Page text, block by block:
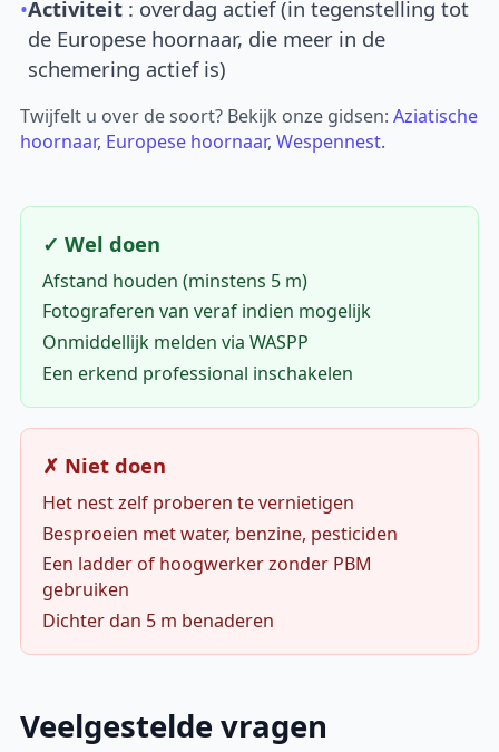
•Activiteit : overdag actief (in tegenstelling tot
de Europese hoornaar, die meer in de
schemering actief is)
Twijfelt u over de soort? Bekijk onze gidsen:Aziatische
hoornaar, Europese hoornaar,Wespennest.
✓ Wel doen
Afstand houden (minstens 5 m)
Fotograferen van veraf indien mogelijk
Onmiddellijk melden via WASPP
Een erkend professional inschakelen
✗ Niet doen
Het nest zelf proberen te vernietigen
Besproeien met water, benzine, pesticiden
Een ladder of hoogwerker zonder PBM
gebruiken
Dichter dan 5 m benaderen
Veelgestelde vragen